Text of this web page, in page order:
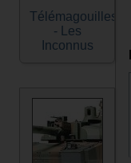
Télémagouilles
- Les
Inconnus